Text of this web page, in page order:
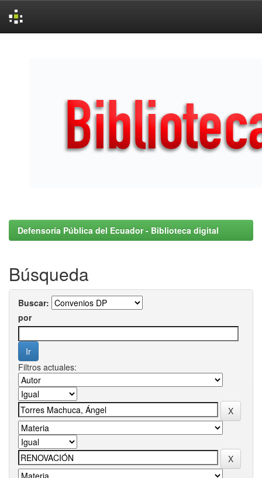
Defensoría Pública del Ecuador - Biblioteca digital
Búsqueda
Buscar:
por
Filtros actuales: